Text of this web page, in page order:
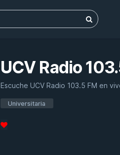
UCV Radio
Escuche UCV Radio 103.5 FM en
Universitaria